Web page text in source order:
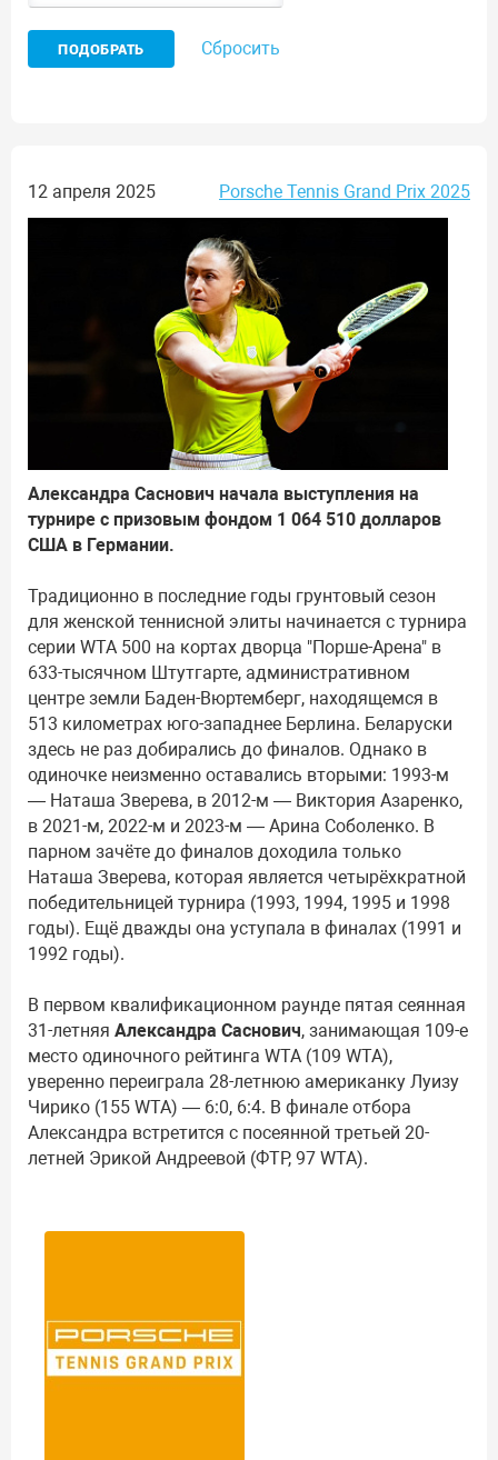
Сбросить
12 апреля 2025 Porsche Tennis Grand Prix 2025
Александра Саснович начала выступления на
турнире с призовым фондом 1 064 510 долларов
США в Германии.
Традиционно в последние годы грунтовый сезон
для женской теннисной элиты начинается с турнира
серии WTA 500 на кортах дворца "Порше-Арена" в
633-тысячном Штутгарте, административном
центре земли Баден-Вюртемберг, находящемся в
513 километрах юго-западнее Берлина. Беларуски
здесь не раз добирались до финалов. Однако в
одиночке неизменно оставались вторыми: 1993-м
— Наташа Зверева, в 2012-м — Виктория Азаренко,
в 2021-м, 2022-м и 2023-м — Арина Соболенко. В
парном зачёте до финалов доходила только
Наташа Зверева, которая является четырёхкратной
победительницей турнира (1993, 1994, 1995 и 1998
годы). Ещё дважды она уступала в финалах (1991 и
1992 годы).
В первом квалификационном раунде пятая сеянная
31-летняя Александра Саснович, занимающая 109-е
место одиночного рейтинга WTA (109 WTA),
уверенно переиграла 28-летнюю американку Луизу
Чирико (155 WTA) — 6:0, 6:4. В финале отбора
Александра встретится с посеянной третьей 20-
летней Эрикой Андреевой (ФТР, 97 WTA).